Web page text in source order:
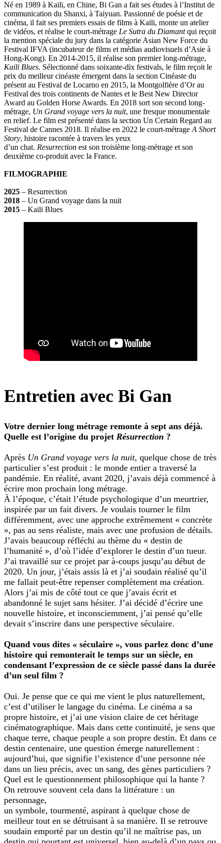
Né en 1989 à Kaili, en Chine, Bi Gan a fait ses études à l’Institut de
communication du Shanxi, à Taiyuan. Passionné de poésie et de
cinéma, il fait ses premiers essais de films à Kaili, monte un atelier
de vidéos, et réalise le court-métrage Le Sutra du Diamantqui reçoit
la mention spéciale du jury dans la catégorie Asian New Force du
Festival IFVA (incubateur de films et médias audiovisuels d’Asie à
Hong-Kong). En 2014-2015, il réalise son premier long-métrage,
Kaili Blues. Sélectionné dans soixante-dix festivals, le film reçoit le
prix du meilleur cinéaste émergent dans la section Cinéaste du
présent au Festival de Locarno en 2015, la Montgolfière d’Or au
Festival des trois continents de Nantes et le Best New Director
Award au Golden Horse Awards. En 2018 sort son second long-
métrage, Un Grand voyage vers la nuit, une fresque monumentale
en relief. Le film est présenté dans la section Un Certain Regard au
Festival de Cannes 2018. Il réalise en 2022 le court-métrage A Short
Story, histoire racontée à travers les yeux
d’un chat. Resurrection est son troisième long-métrage et son
deuxième co-produit avec la France.
FILMOGRAPHIE
2025 – Resurrection
2018 – Un Grand voyage dans la nuit
2015 – Kaili Blues
Entretien avec Bi Gan
Votre dernier long métrage remonte à sept ans déjà.
Quelle est l’origine du projet Résurrection ?
Après Un Grand voyage vers la nuit, quelque chose de très
particulier s’est produit : le monde entier a traversé la
pandémie. En réalité, avant 2020, j’avais déjà commencé à
écrire mon prochain long métrage.
À l’époque, c’était l’étude psychologique d’un meurtrier,
inspirée par un fait divers. Je voulais tourner le film
différemment, avec une approche extrêmement « concrète
», pas au sens réaliste, mais avec une profusion de détails.
J’avais beaucoup réfléchi au thème du « destin de
l’humanité », d’où l’idée d’explorer le destin d’un tueur.
J’ai travaillé sur ce projet par à-coups jusqu’au début de
2020. Un jour, j’étais assis là et j’ai soudain réalisé qu’il
me fallait peut-être repenser complètement ma création.
Alors j’ai mis de côté tout ce que j’avais écrit et
abandonné le sujet sans hésiter. J’ai décidé d’écrire une
nouvelle histoire, et inconsciemment, j’ai pensé qu’elle
devait s’inscrire dans une perspective séculaire.
Quand vous dites « séculaire », vous parlez donc d’une
histoire qui remonterait le temps sur un siècle, en
condensant l’expression de ce siècle passé dans la durée
d’un seul film ?
Oui. Je pense que ce qui me vient le plus naturellement,
c’est d’utiliser le langage du cinéma. Le cinéma a sa
propre histoire, et j’ai une vision claire de cet héritage
cinématographique. Mais dans cette continuité, je sens que
chaque terre, chaque peuple a son propre destin. Et dans ce
destin centenaire, une question émerge naturellement :
aujourd’hui, que signifie l’existence d’une personne née
dans un lieu précis, avec un sang, des gènes particuliers ?
Quel est le questionnement philosophique qui la hante ?
On retrouve souvent cela dans la littérature : un
personnage,
un symbole, tourmenté, aspirant à quelque chose de
meilleur tout en se détruisant à sa manière. Il se retrouve
soudain emporté par un destin qu’il ne maîtrise pas, un